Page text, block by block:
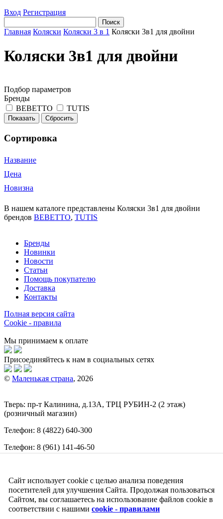
Вход Регистрация
Главная Коляски Коляски 3 в 1 Коляски 3в1 для двойни
Коляски 3в1 для двойни
Подбор параметров
Бренды
BEBETTO
TUTIS
Сортировка
Название
Цена
Новизна
В нашем каталоге представлены Коляски 3в1 для двойни
брендов BEBETTO, TUTIS
Бренды
Новинки
Новости
Статьи
Помощь покупателю
Доставка
Контакты
Полная версия сайта
Cookie - правила
Мы принимаем к оплате
Присоединяйтесь к нам в социальных сетях
© Маленькая страна, 2026
Тверь: пр-т Калинина, д.13А, ТРЦ РУБИН-2 (2 этаж)
(розничный магазин)
Телефон: 8 (4822) 640-300
Телефон: 8 (961) 141-46-50
Обращаем ваше внимание на то, что вся информация
(включая цены) на этом интернет-сайте носит исключительно
информационный характер и ни при каких условиях не
является публичной офертой, определяемой положениями
Сайт использует cookie с целью анализа поведения
посетителей для улучшения Сайта. Продолжая пользоваться
Сайтом, вы соглашаетесь на использование файлов cookie в
соответствии с нашими cookie - правилами